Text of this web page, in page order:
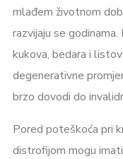
mlađem životnom
razvijaju se godinama.
kukova, bedara i
degenerativne
brzo dovodi do
Pored poteškoća pri
distrofijom mogu